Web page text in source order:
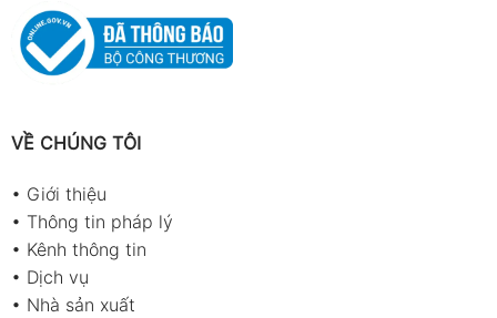
VỀ CHÚNG TÔI
• Giới thiệu
• Thông tin pháp lý
• Kênh thông tin
• Dịch vụ
• Nhà sản xuất